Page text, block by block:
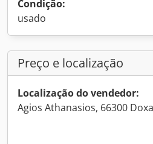
Condição:
usado
Preço e localização
Localização do vendedor:
Agios Athanasios, 66300